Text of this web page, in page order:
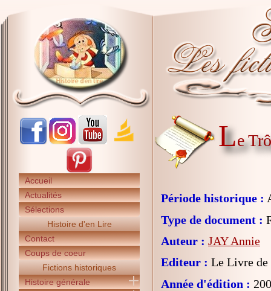
Accueil
Actualités
Sélections
Histoire d'en Lire
Contact
Coups de coeur
Fictions historiques
Histoire générale
Le
Période historique :
Type de document :
Auteur : JAY Annie
Editeur : Le Livre de
Année d'édition :